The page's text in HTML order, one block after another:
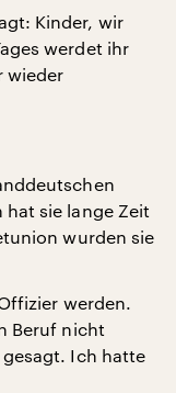
Kinder, wir
werdet ihr
wieder
sie lange Zeit
wurden sie
werden.
Beruf nicht
Ich hatte